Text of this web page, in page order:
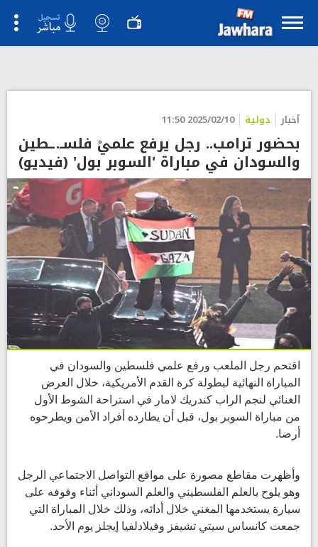
أخبار دولية 2025/02/10 11:50
بحضور ترامب.. رجل يرفع علميْ فلسـ.ـطين
والسودان في مباراة 'السوبر بول' (فيديو)
اقتحم رجل الملعب ورفع علمي فلسطين والسودان في
المباراة النهائية لبطولة كرة القدم الأمريكية، خلال العرض
الغنائي لنجم الراب كندريك لامار في استراحة الشوط الأول
من مباراة السوبر بول، قبل أن يطارده أفراد الأمن ويطرحوه
أرضا.
وأظهرت مقاطع مصورة على مواقع التواصل الاجتماعي الرجل
وهو يلوح بالعلم الفلسطيني والعلم السوداني أثناء وقوفه على
سيارة يستخدمها المغني خلال أدائه، وذلك خلال المباراة التي
جمعت كانساس سيتي تشيفز وفيلادلفيا إيجلز يوم الأحد.